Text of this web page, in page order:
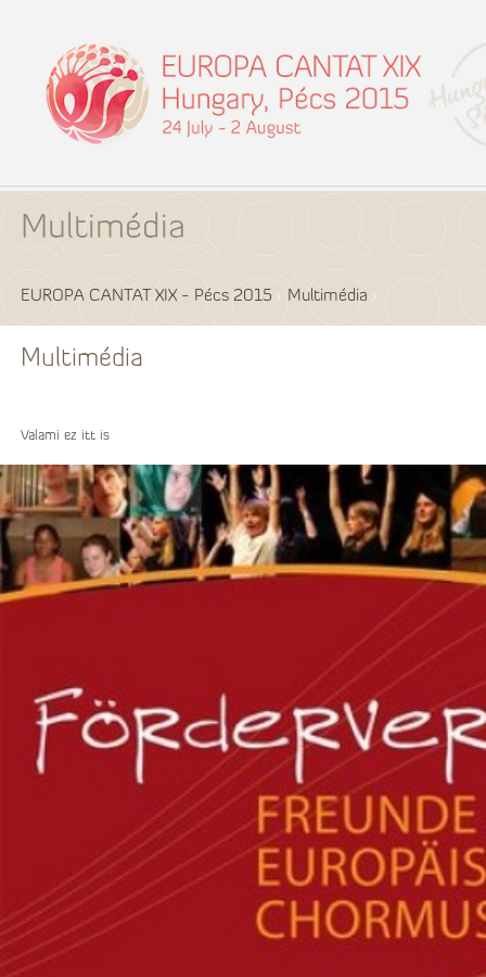
Multimédia
EUROPA CANTAT XIX - Pécs 2015 Multimédia
Multimédia
Valami ez itt is